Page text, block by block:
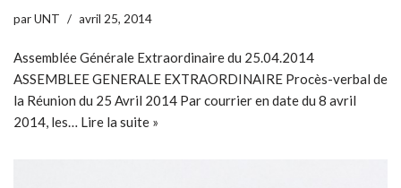
parUNT avril 25, 2014
Assemblée Générale Extraordinaire du 25.04.2014
ASSEMBLEE GENERALE EXTRAORDINAIRE Procès-verbal de
la Réunion du 25 Avril 2014 Par courrier en date du 8 avril
2014, les… Lire la suite »